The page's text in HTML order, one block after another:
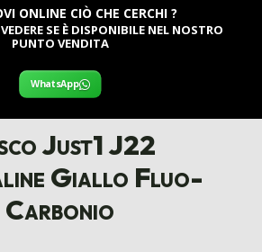
ONLINE CIÒ CHE CERCHI ?
SE È DISPONIBILE NEL NOSTRO
PUNTO VENDITA
WhatsApp
Just1 J22
Giallo Fluo-
Carbonio